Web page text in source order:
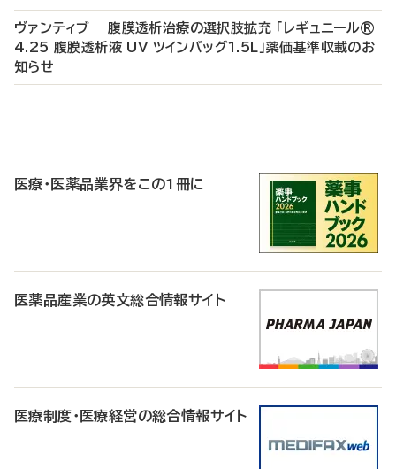
ヴァンティブ 腹膜透析治療の選択肢拡充 「レギュニール®
4.25 腹膜透析液 UV ツインバッグ1.5L」薬価基準収載のお
知らせ
医療・医薬品業界をこの1冊に
医薬品産業の英文総合情報サイト
医療制度・医療経営の総合情報サイト